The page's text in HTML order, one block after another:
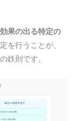
果の出る特定の
を行うことが、
鉄則です。